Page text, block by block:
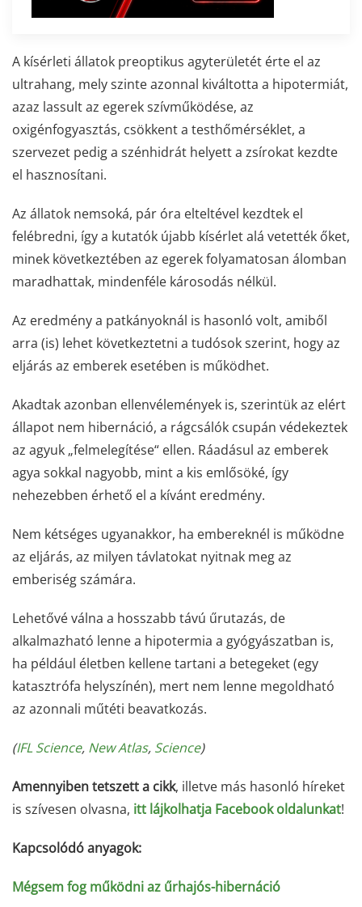
A kísérleti állatok preoptikus agyterületét érte el az
ultrahang, mely szinte azonnal kiváltotta a hipotermiát,
azaz lassult az egerek szívműködése, az
oxigénfogyasztás, csökkent a testhőmérséklet, a
szervezet pedig a szénhidrát helyett a zsírokat kezdte
el hasznosítani.
Az állatok nemsoká, pár óra elteltével kezdtek el
felébredni, így a kutatók újabb kísérlet alá vetették őket,
minek következtében az egerek folyamatosan álomban
maradhattak, mindenféle károsodás nélkül.
Az eredmény a patkányoknál is hasonló volt, amiből
arra (is) lehet következtetni a tudósok szerint, hogy az
eljárás az emberek esetében is működhet.
Akadtak azonban ellenvélemények is, szerintük az elért
állapot nem hibernáció, a rágcsálók csupán védekeztek
az agyuk „felmelegítése“ ellen. Ráadásul az emberek
agya sokkal nagyobb, mint a kis emlősöké, így
nehezebben érhető el a kívánt eredmény.
Nem kétséges ugyanakkor, ha embereknél is működne
az eljárás, az milyen távlatokat nyitnak meg az
emberiség számára.
Lehetővé válna a hosszabb távú űrutazás, de
alkalmazható lenne a hipotermia a gyógyászatban is,
ha például életben kellene tartani a betegeket (egy
katasztrófa helyszínén), mert nem lenne megoldható
az azonnali műtéti beavatkozás.
(IFL Science, New Atlas, Science)
Amennyiben tetszett a cikk, illetve más hasonló híreket
is szívesen olvasna, itt lájkolhatja Facebook oldalunkat!
Kapcsolódó anyagok:
Mégsem fog működni az űrhajós-hibernáció